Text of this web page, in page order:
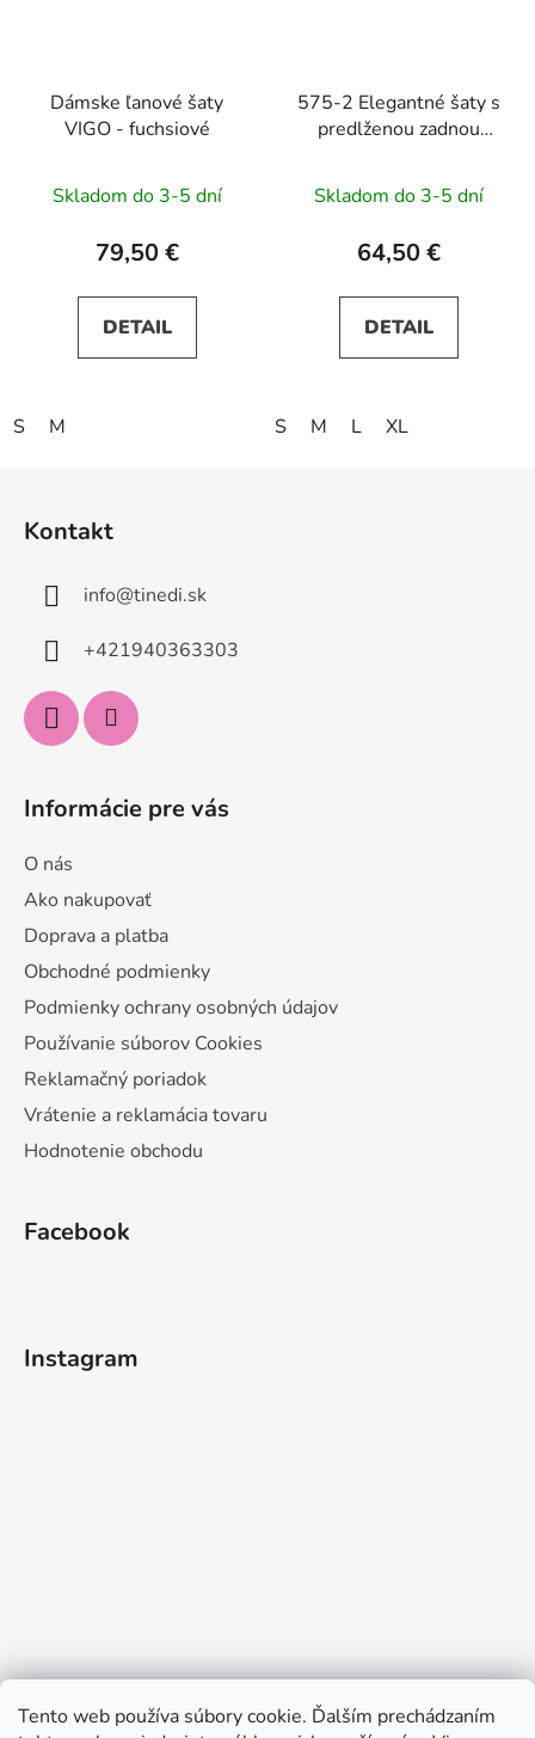
Tento web používa súbory cookie. Ďalším prechádzaním
Dámske ľanové šaty
VIGO - fuchsiové
Skladom do 3-5 dní
79,50 €
DETAIL
S M
575-2 Elegantné šaty s
predlženou zadnou
Skladom do 3-5 dní
64,50 €
DETAIL
S M L XL
Kontakt
info@tinedi.sk
+421940363303
Informácie pre vás
O nás
Ako nakupovať
Doprava a platba
Obchodné podmienky
Podmienky ochrany osobných údajov
Používanie súborov Cookies
Reklamačný poriadok
Vrátenie a reklamácia tovaru
Hodnotenie obchodu
Facebook
Instagram